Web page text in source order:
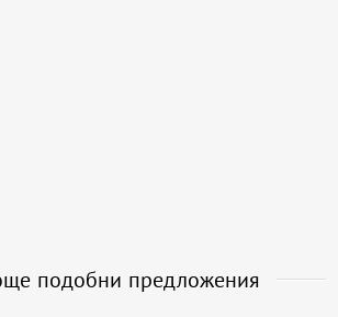
подобни предложения